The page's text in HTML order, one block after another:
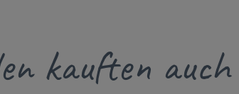
kauften auch